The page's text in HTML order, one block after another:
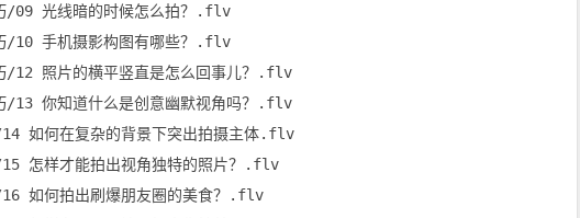
/09 光线暗的时候怎么拍？.flv
/10 手机摄影构图有哪些？.flv
/12 照片的横平竖直是怎么回事儿？.flv
/13 你知道什么是创意幽默视角吗？.flv
如何在复杂的背景下突出拍摄主体.flv
怎样才能拍出视角独特的照片？.flv
16 如何拍出刷爆朋友圈的美食？.flv